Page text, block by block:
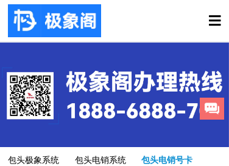
包头极象系统 包头电销系统 包头电销号卡